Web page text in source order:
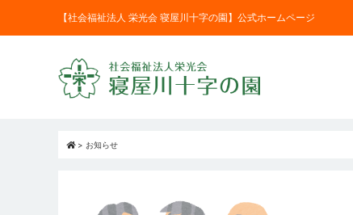
【社会福祉法人 栄光会 寝屋川十字の園】公式ホームページ
> お知らせ